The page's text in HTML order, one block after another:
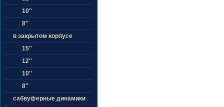
10''
8''
в закрытом корпусе
15''
12''
10''
8''
сабвуферные динамики